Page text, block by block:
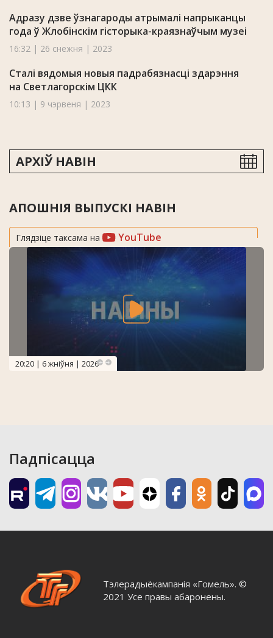
Адразу дзве ўзнагароды атрымалі напрыканцы
года ў Жлобінскім гісторыка-краязнаўчым музеі
16:32 | 26 снежня | 2023
Сталі вядомыя новыя падрабязнасці здарэння
на Светлагорскім ЦКК
10:13 | 9 чэрвеня | 2023
АРХІЎ НАВІН
АПОШНІЯ ВЫПУСКІ НАВІН
Глядзіце таксама на YouTube
20:20 | 6 жніўня | 2026
Падпісацца
Тэлерадыёкампанія «Гомель». ©
2021 Усе правы абаронены.